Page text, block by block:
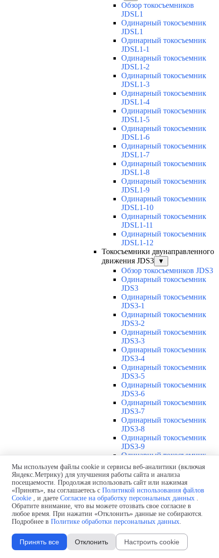
Обзор токосъемников
JDSL1
Одинарный токосъемник
JDSL1
Одинарный токосъемник
JDSL1-1
Одинарный токосъемник
JDSL1-2
Одинарный токосъемник
JDSL1-3
Одинарный токосъемник
JDSL1-4
Одинарный токосъемник
JDSL1-5
Одинарный токосъемник
JDSL1-6
Одинарный токосъемник
JDSL1-7
Одинарный токосъемник
JDSL1-8
Одинарный токосъемник
JDSL1-9
Одинарный токосъемник
JDSL1-10
Одинарный токосъемник
JDSL1-11
Одинарный токосъемник
JDSL1-12
Токосъемники двунаправленного
движения JDS3
▼
Обзор токосъемников JDS3
Одинарный токосъемник
JDS3
Одинарный токосъемник
JDS3-1
Одинарный токосъемник
JDS3-2
Одинарный токосъемник
JDS3-3
Одинарный токосъемник
JDS3-4
Одинарный токосъемник
JDS3-5
Одинарный токосъемник
JDS3-6
Одинарный токосъемник
JDS3-7
Одинарный токосъемник
JDS3-8
Одинарный токосъемник
JDS3-9
Одинарный токосъемник
JDS3-10
Одинарный токосъемник
JDS3-11
Одинарный токосъемник
JDS3-12
Соединения U12 ▼
Защитная оболочка для
соединений U12
Стыковочное соединение U12
Подводы питания U12
▼
Мы используем файлы cookie и сервисы веб-аналитики (включая
Яндекс.Метрику) для улучшения работы сайта и анализа
посещаемости. Продолжая использовать сайт или нажимая
«Принять», вы соглашаетесь с Политикой использования файлов
Cookie , и даете Согласие на обработку персональных данных .
Обратите внимание, что вы можете отозвать свое согласие в
любое время. При нажатии «Отклонить» данные не собираются.
Подробнее в Политике обработки персональных данных.
Принять все Отклонить Настроить cookie